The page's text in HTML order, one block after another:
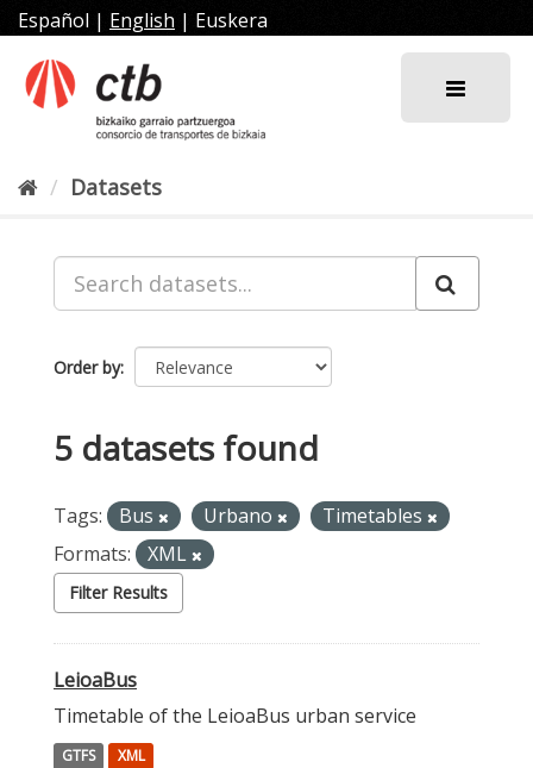
Skip
to
content
Español | English | Euskera
Datasets
Order by
5 datasets found
Tags: Bus Urbano
Timetables
Formats:
XML
Filter Results
LeioaBus
Timetable of the LeioaBus urban service
GTFS XML